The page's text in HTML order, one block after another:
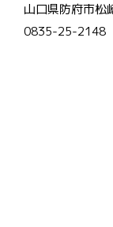
山口県防府市松
0835-25-2148